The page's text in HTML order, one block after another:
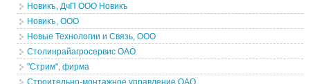
Новикъ, ДчП ООО Новикъ
Новикъ, ООО
Новые Технологии и Связь, ООО
Столинрайагросервис ОАО
"Стрим", фирма
Строительно-монтажное управление ОАО